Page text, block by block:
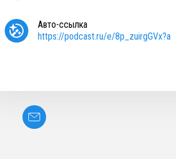
Авто-ссылка
https://podcast.ru/e/8p_zuirgGVx?a